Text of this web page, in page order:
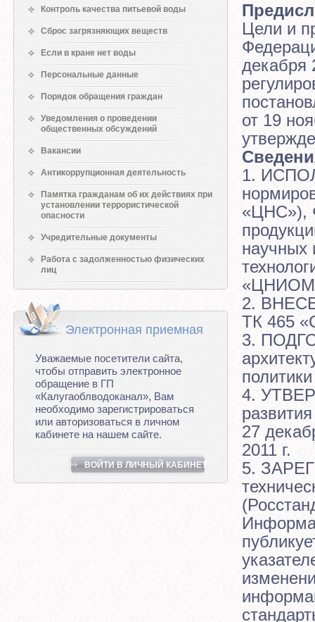
Контроль качества питьевой воды
Сброс загрязняющих веществ
Если в кране нет воды
Персональные данные
Порядок обращения граждан
Уведомления о проведении
общественных обсуждений
Вакансии
Антикоррупционная деятельность
Памятка гражданам об их действиях при
установлении террористической
опасности
Учредительные документы
Работа с задолженностью физических
лиц
Электронная приемная
Уважаемые посетители сайта,
чтобы отправить электронное
обращение в ГП
«Калугаоблводоканал», Вам
необходимо зарегистрироваться
или авторизоваться в личном
кабинете на нашем сайте.
ВОЙТИ В ЛИЧНЫЙ КАБИНЕТ
Цели и
декабря
от 19
1.
«ЦНС»),
научных
2.
ТК 465
3.
политики
4.
27
2011 г.
5.